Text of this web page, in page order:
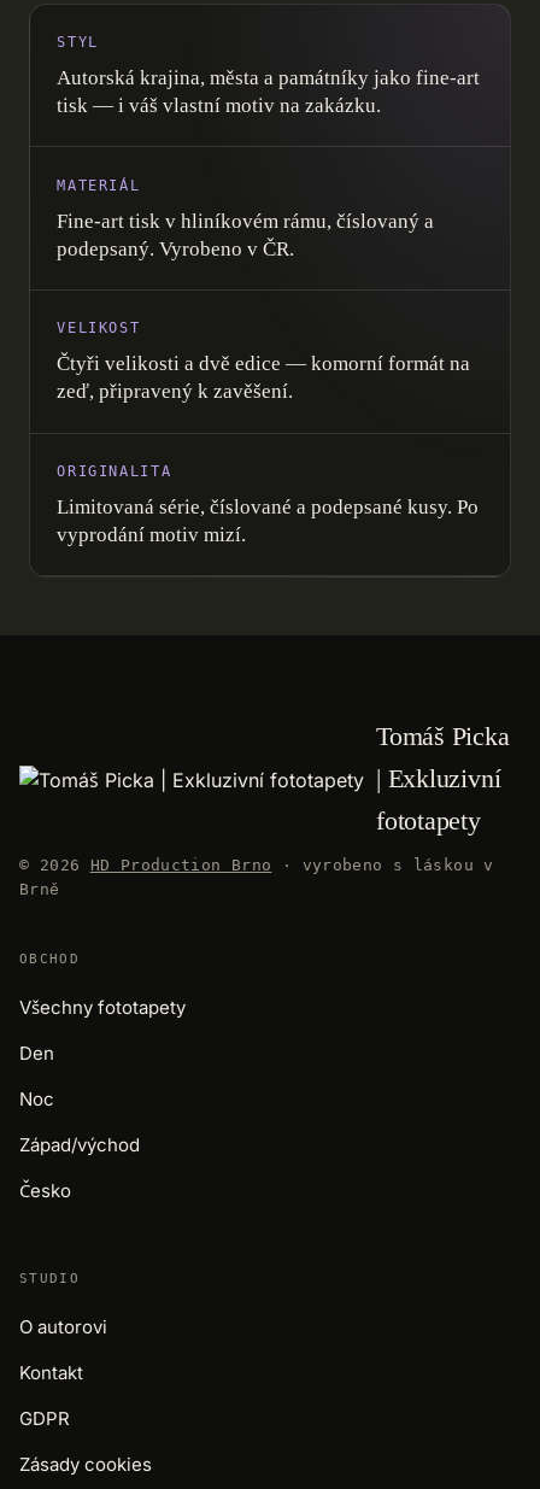
STYL
Autorská krajina, města a památníky jako fine-art
tisk — i váš vlastní motiv na zakázku.
MATERIÁL
Fine-art tisk v hliníkovém rámu, číslovaný a
podepsaný. Vyrobeno v ČR.
VELIKOST
Čtyři velikosti a dvě edice — komorní formát na
zeď, připravený k zavěšení.
ORIGINALITA
Limitovaná série, číslované a podepsané kusy. Po
vyprodání motiv mizí.
Tomáš Picka
| Exkluzivní
fototapety
© 2026 HD Production Brno · vyrobeno s láskou v
Brně
OBCHOD
Všechny fototapety
Den
Noc
Západ/východ
Česko
STUDIO
O autorovi
Kontakt
GDPR
Zásady cookies